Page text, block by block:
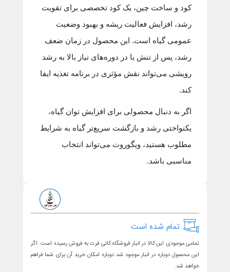
کود و ساخت چین، یک کود تخصصی برای تقویت
رشد، افزایش فعالیت ریشه و بهبود وضعیت
عمومی گیاه است. این محصول در زمان ضعف
رشد، پس از تنش یا در دوره‌های نیاز بالا به رشد
رویشی می‌تواند نقش مؤثری در برنامه تغذیه ایفا
کند.
اگر به دنبال محصولی برای افزایش توان گیاه،
یکنواختی رشد و بازگشت سریع‌تر گیاه به شرایط
مطلوب هستید، ویگوروت می‌تواند انتخاب
مناسبی باشد.
تمام شده است
تمامی موجودی این کالا در انبار فروشگاه کانی فرت به فروش رسیده است. اگر
این محصول دوباره در انبار موجود شد دوباره امکان خرید آن برای شما فراهم
خواهد شد.